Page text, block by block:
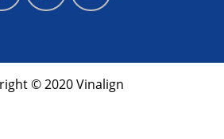
© 2020 Vinalign